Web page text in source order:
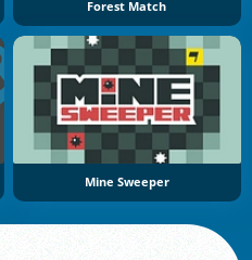
Forest Match
Mine Sweeper